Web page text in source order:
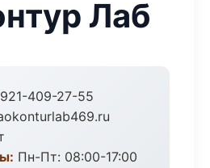
Лаб
409-27-55
Пн-Пт: 08:00-17:00